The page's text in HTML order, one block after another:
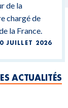
de la
chargé de
la France.
JUILLET 2026
ACTUALITÉS